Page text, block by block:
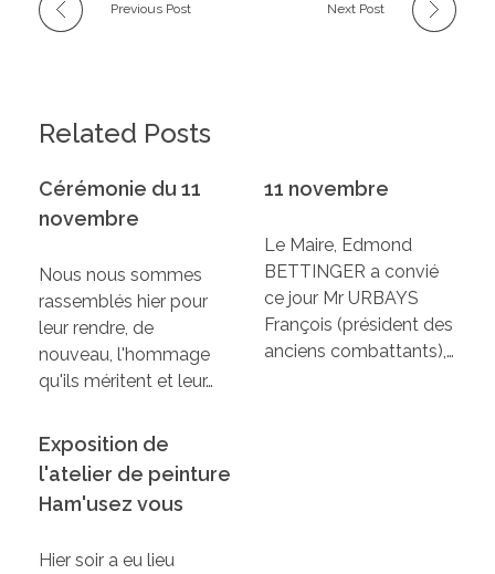
Previous Post Next Post
Related Posts
Cérémonie du 11
novembre
Nous nous sommes
rassemblés hier pour
leur rendre, de
nouveau, l'hommage
qu'ils méritent et leur…
11 novembre
Le Maire, Edmond
BETTINGER a convié
ce jour Mr URBAYS
François (président des
anciens combattants),…
Exposition de
l'atelier de peinture
Ham'usez vous
Hier soir a eu lieu